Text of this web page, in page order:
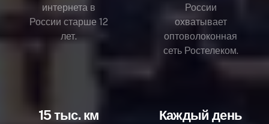
интернета в
России старше 12
лет.
России
охватывает
оптоволоконная
сеть Ростелеком.
15 тыс. км Каждый день